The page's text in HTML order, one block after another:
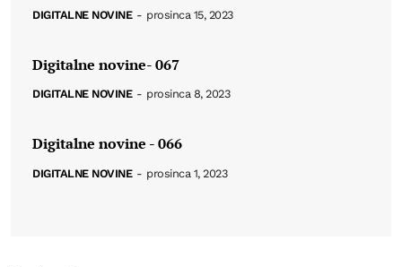
DIGITALNE NOVINE - prosinca 15, 2023
Digitalne novine- 067
DIGITALNE NOVINE - prosinca 8, 2023
Digitalne novine - 066
DIGITALNE NOVINE - prosinca 1, 2023